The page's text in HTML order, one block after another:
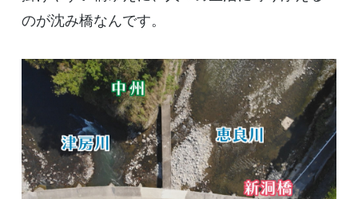
のが沈み橋なんです。